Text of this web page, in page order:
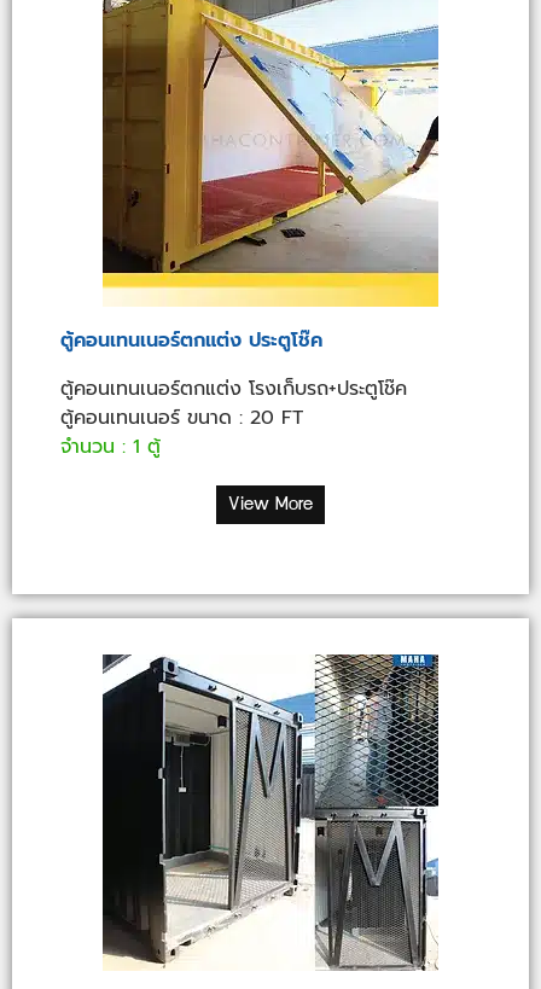
ตู้คอนเทนเนอร์ตกแต่ง ประตูโช๊ค
ตู้คอนเทนเนอร์ตกแต่ง โรงเก็บรถ+ประตูโช๊ค
ตู้คอนเทนเนอร์ ขนาด : 20 FT
จำนวน : 1 ตู้
View More